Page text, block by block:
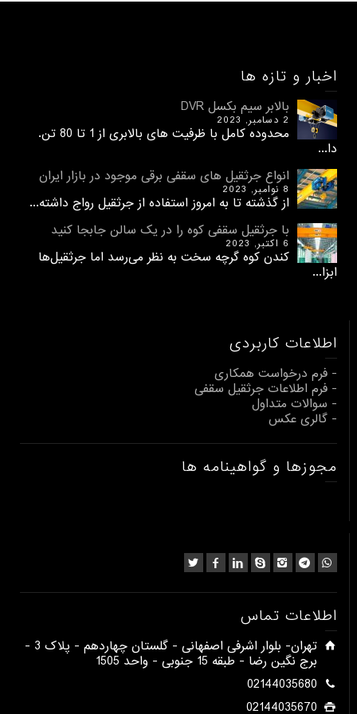
اخبار و تازه ها
بالابر سیم بکسل DVR
2 دسامبر, 2023
محدوده کامل با ظرفیت های بالابری از 1 تا 80 تن.
دا...
انواع جرثقیل های سقفی برقی موجود در بازار ایران
8 نوامبر, 2023
از گذشته تا به امروز استفاده از جرثقیل رواج داشته...
با جرثقیل سقفی کوه را در یک سالن جابجا کنید
6 اکتبر, 2023
کندن کوه گرچه سخت به نظر می‌رسد اما جرثقیل‌ها
ابزا...
اطلاعات کاربردی
- فرم درخواست همکاری
- فرم اطلاعات جرثقیل سقفی
- سوالات متداول
- گالری عکس
مجوزها و گواهینامه ها
اطلاعات تماس
​تهران- بلوار اشرفی اصفهانی - گلستان چهاردهم - پلاک 3 -
برج نگین رضا - طبقه 15 جنوبی - واحد 1505​
02144035680
02144035670